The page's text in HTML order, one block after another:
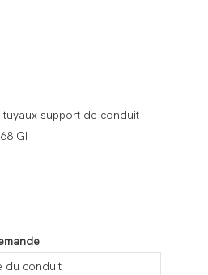
support de conduit
GI
du conduit